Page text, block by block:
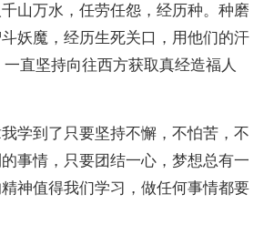
山万水，任劳任怨，经历种。种磨
妖魔，经历生死关口，用他们的汗
直坚持向往西方获取真经造福人
学到了只要坚持不懈，不怕苦，不
事情，只要团结一心，梦想总有一
神值得我们学习，做任何事情都要